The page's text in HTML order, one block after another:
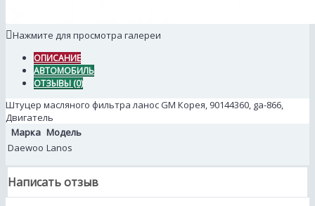
Нажмите для просмотра галереи
ОПИСАНИЕ
АВТОМОБИЛЬ
ОТЗЫВЫ (0)
Штуцер масляного фильтра ланос GM Корея, 90144360, ga-866,
Двигатель
Марка Модель
Daewoo Lanos
Написать отзыв